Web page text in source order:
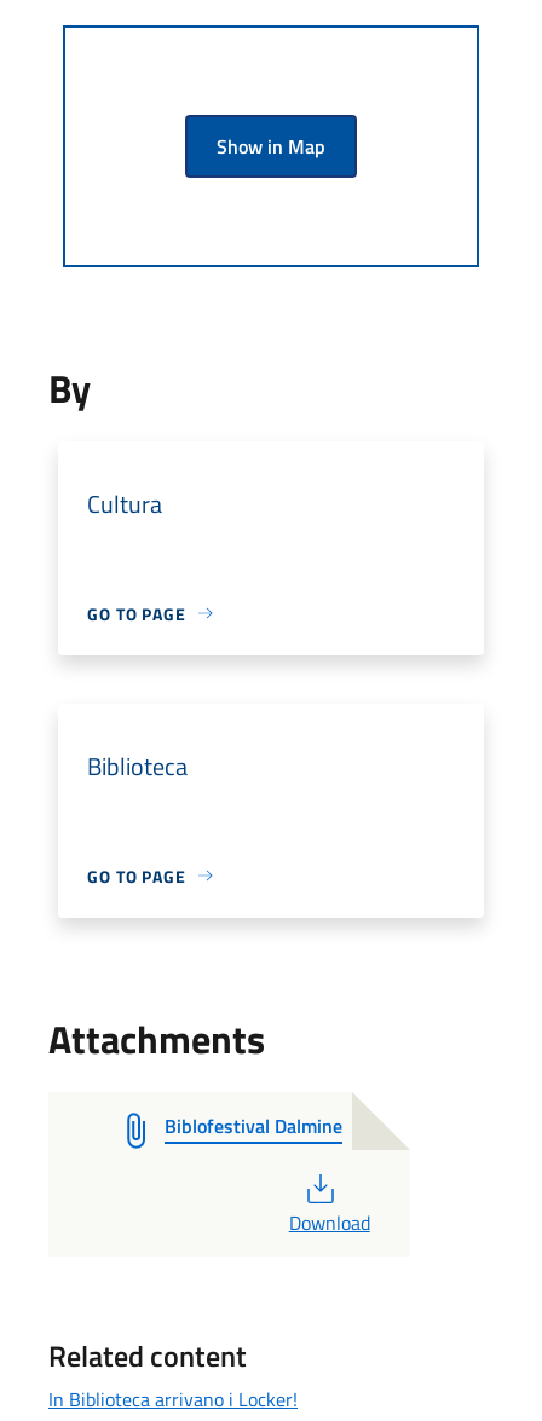
Show in Map
By
Cultura
GO TO PAGE
Biblioteca
GO TO PAGE
Attachments
Biblofestival Dalmine
Download
Related content
In Biblioteca arrivano i Locker!